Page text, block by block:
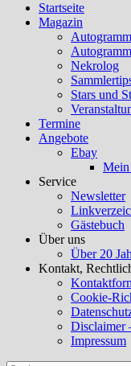
Startseite
Magazin
Nekrolog
Stars und
Termine
Angebote
Ebay
Service
Newsletter
Gästebuch
Über uns
Über 20
Kontakt,
Cookie-
Disclaimer
Impressum